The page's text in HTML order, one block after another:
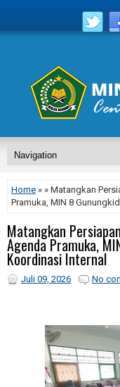
Home » » Matangkan
Pramuka, MIN 8
Matangkan
Agenda Pramuka,
Koordinasi Internal
Juli 09, 2026 No